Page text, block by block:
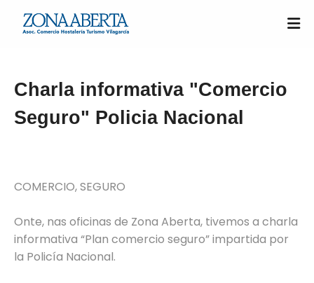
Charla informativa "Comercio
Seguro" Policia Nacional
COMERCIO, SEGURO
Onte, nas oficinas de Zona Aberta, tivemos a charla
informativa “Plan comercio seguro” impartida por
la Policía Nacional.